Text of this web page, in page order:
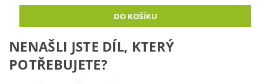
NENAŠLI JSTE DÍL, KTERÝ
POTŘEBUJETE?